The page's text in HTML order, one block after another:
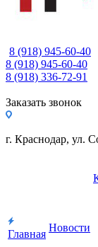
8 (918) 945-60-40
8 (918) 945-60-40
8 (918) 336-72-91
Заказать звонок
г. Краснодар, ул.
Главная
Новости